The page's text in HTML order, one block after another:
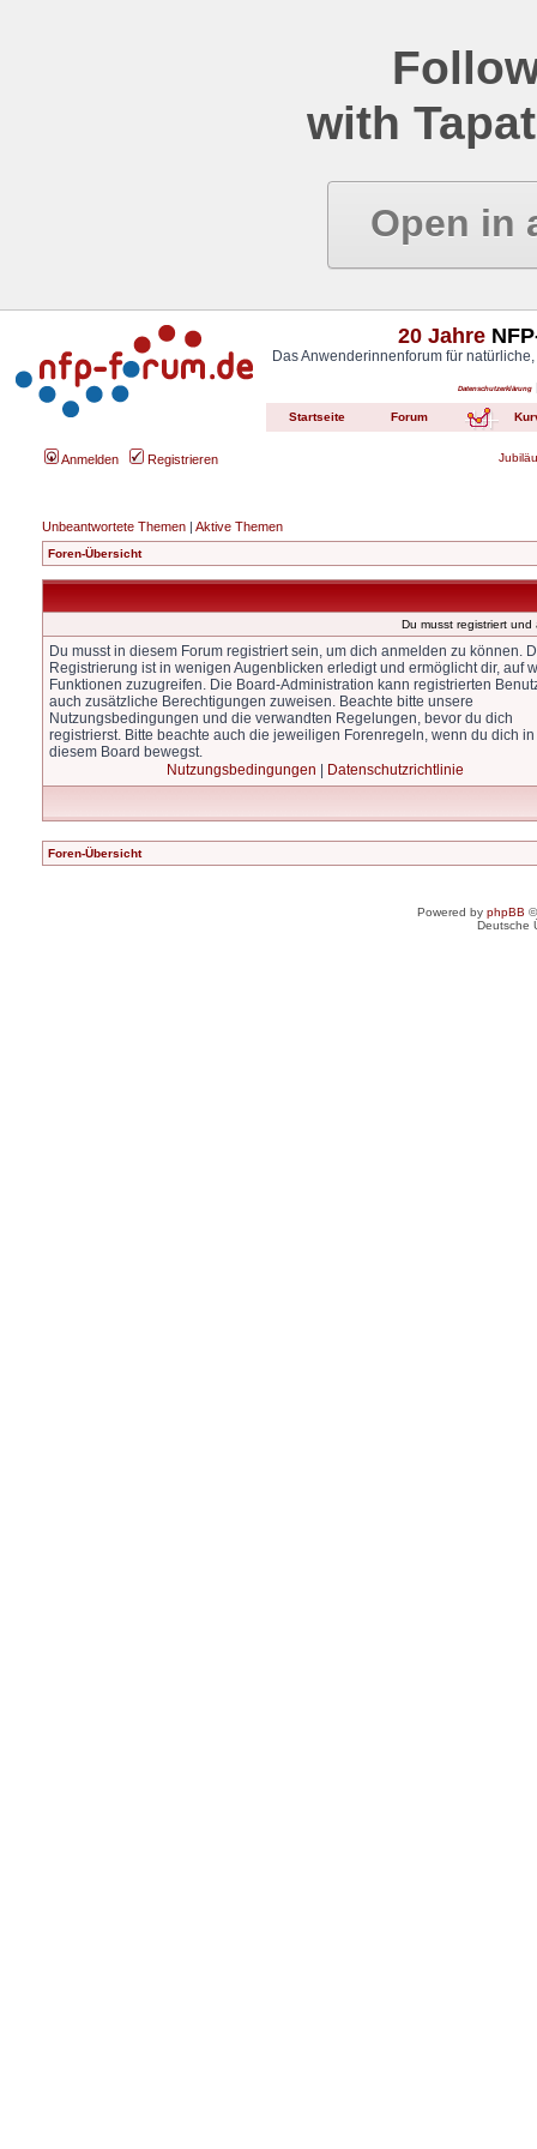
with
Open in
20 Jahre
Das Anwenderinnenforum für
Datenschutzerklärung
Startseite Forum
Anmelden Registrieren
Unbeantwortete Themen | Aktive Themen
Foren-Übersicht
Du musst registriert
Du musst in diesem Forum registriert sein, um dich anmelden zu können.
Registrierung ist in wenigen Augenblicken erledigt und ermöglicht dir, auf
Funktionen zuzugreifen. Die Board-Administration kann registrierten
auch zusätzliche Berechtigungen zuweisen. Beachte bitte unsere
Nutzungsbedingungen und die verwandten Regelungen, bevor du dich
registrierst. Bitte beachte auch die jeweiligen Forenregeln, wenn du dich in
diesem Board bewegst.
Nutzungsbedingungen
Datenschutzrichtlinie
Foren-Übersicht
Powered by phpBB
Deutsche